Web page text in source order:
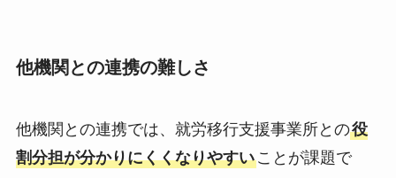
他機関との連携の難しさ
他機関との連携では、就労移行支援事業所との役
割分担が分かりにくくなりやすいことが課題で